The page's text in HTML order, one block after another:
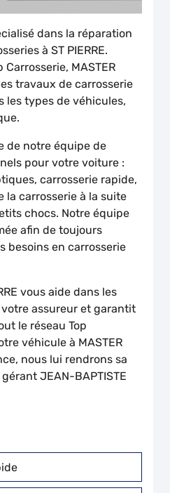
dans la réparation
à ST PIERRE.
MASTER
travaux de carrosserie
les types de véhicules,
de notre équipe de
pour votre voiture :
carrosserie rapide,
la carrosserie à la suite
chocs. Notre équipe
afin de toujours
besoins en carrosserie
vous aide dans les
assureur et garantit
le réseau Top
véhicule à MASTER
nous lui rendrons sa
JEAN-BAPTISTE